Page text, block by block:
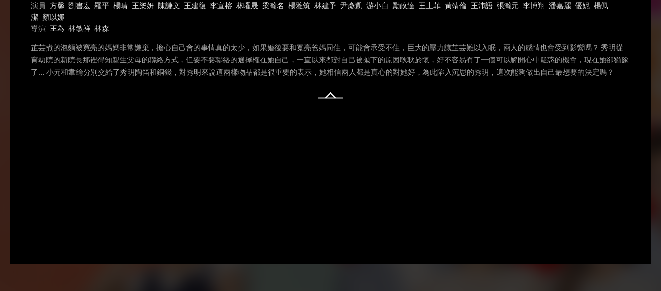
演員 方馨 劉書宏 羅平 楊晴 王樂妍 陳謙文 王建復 李宣榕 林曜晟 梁瀚名 楊雅筑 林建予 尹彥凱 游小白 勵政達 王上菲 黃靖倫 王沛語 張瀚元 李博翔 潘嘉麗 優妮 楊佩
潔 顏以娜
導演 王為 林敏祥 林森
芷芸煮的泡麵被寬亮的媽媽非常嫌棄，擔心自己會的事情真的太少，如果婚後要和寬亮爸媽同住，可能會承受不住，巨大的壓力讓芷芸難以入眠，兩人的感情也會受到影響嗎？ 秀明從
育幼院的新院長那裡得知親生父母的聯絡方式，但要不要聯絡的選擇權在她自己，一直以來都對自己被拋下的原因耿耿於懷，好不容易有了一個可以解開心中疑惑的機會，現在她卻猶豫
了… 小元和韋綸分別交給了秀明陶笛和銅錢，對秀明來說這兩樣物品都是很重要的表示，她相信兩人都是真心的對她好，為此陷入沉思的秀明，這次能夠做出自己最想要的決定嗎？